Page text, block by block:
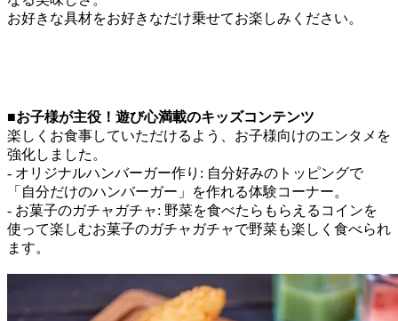
お好きな具材をお好きなだけ乗せてお楽しみください。
■お子様が主役！遊び心満載のキッズコンテンツ
楽しくお食事していただけるよう、お子様向けのエンタメを
強化しました。
- オリジナルハンバーガー作り: 自分好みのトッピングで
「自分だけのハンバーガー」を作れる体験コーナー。
- お菓子のガチャガチャ: 野菜を食べたらもらえるコインを
使って楽しむお菓子のガチャガチャで野菜も楽しく食べられ
ます。